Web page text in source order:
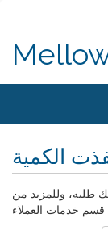
الكمية
طلبه، وللمزيد من
خدمات العملاء